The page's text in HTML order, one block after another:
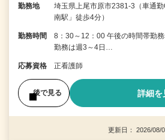
勤務地
埼玉県上尾市原市2381-3（車通
南駅」徒歩4分）
勤務時間
8：30～12：00 午後の時間帯勤務
勤務は週3～4日…
応募資格 正看護師
後で見る 詳細を
更新日： 2026/